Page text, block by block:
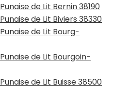
de Lit Bernin 38190
de Lit Biviers 38330
de Lit Bourg-
de Lit Bourgoin-
de Lit Buisse 38500